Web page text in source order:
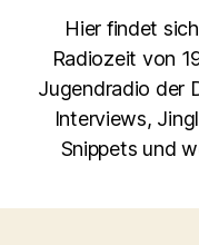
Hier findet
Radiozeit von
Jugendradio der
Interviews,
Snippets und